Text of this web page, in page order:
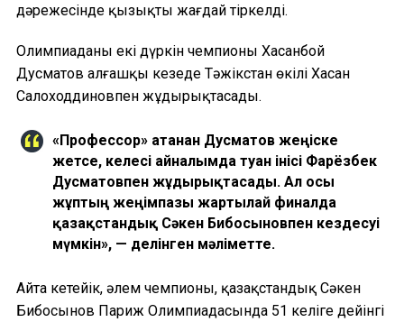
дәрежесінде қызықты жағдай тіркелді.
Олимпиаданың екі дүркін чемпионы Хасанбой
Дусматов алғашқы кезеңде Тәжікстан өкілі Хасан
Салоходдиновпен жұдырықтасады.
«Профессор» атанған Дусматов жеңіске
жетсе, келесі айналымда туған інісі Фарёзбек
Дусматовпен жұдырықтасады. Ал осы
жұптың жеңімпазы жартылай финалда
қазақстандық Сәкен Бибосыновпен кездесуі
мүмкін», — делінген мәліметте.
Айта кетейік, әлем чемпионы, қазақстандық Сәкен
Бибосынов Париж Олимпиадасында 51 келіге дейінгі